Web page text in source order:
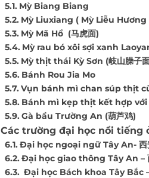
Mỳ Biang Biang
Mỳ Liuxiang ( Mỳ Liễu Hương
Mỳ Mã Hổ (马虎面)
Mỳ rau bó xôi sợi xanh
Mỳ thịt thái Kỳ Sơn (岐山臊子
Bánh Rou Jia Mo
Vụn bánh mì chan súp thịt
Bánh mì kẹp thịt kết hợp với
Gà bầu Trường An (葫芦鸡)
Các trường đại học nổi tiếng
Đại học ngoại ngữ Tây An- 西
Đại học giao thông Tây An –
Đại học Bách khoa Tây Bắc –